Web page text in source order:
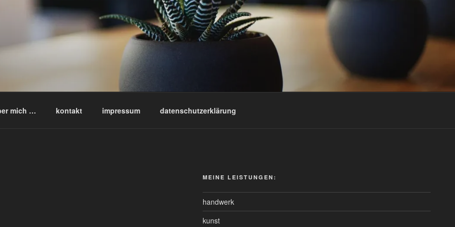
mich … kontakt impressum datenschutzerklärung
MEINE LEISTUNGEN:
handwerk
kunst